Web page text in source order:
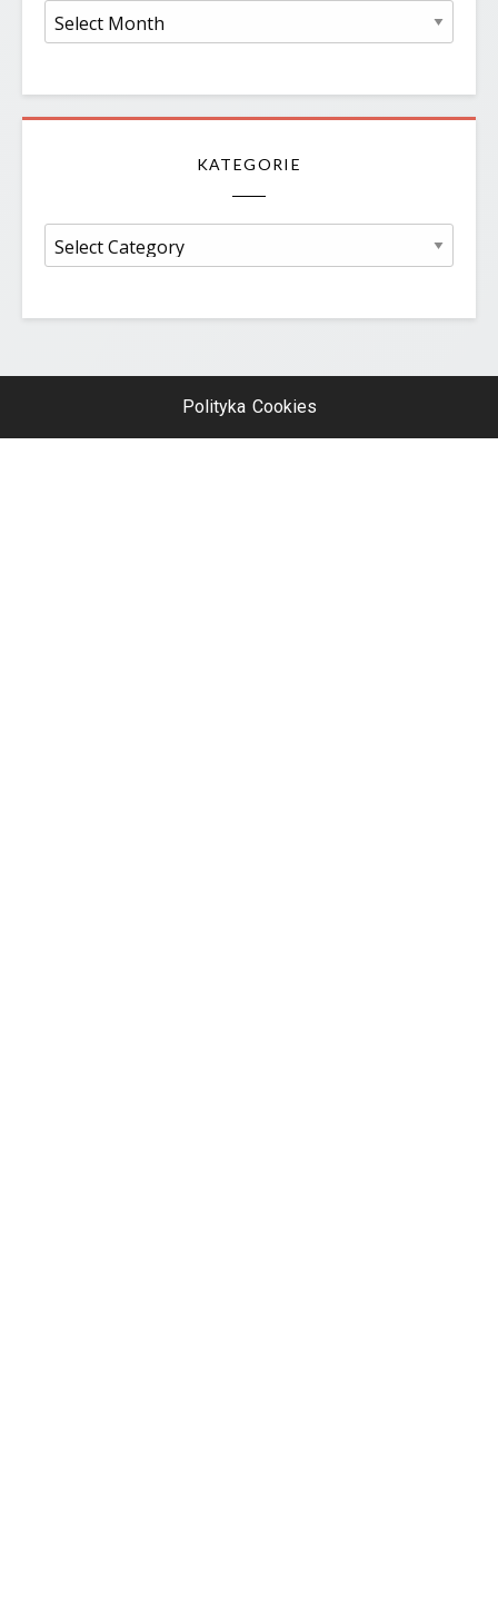
Archiwum
KATEGORIE
Kategorie
Polityka Cookies